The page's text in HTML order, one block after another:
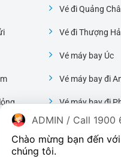
Vé đi Quảng
Vé đi Thượng
Vé máy bay Úc
Vé máy bay đi
Vé máy bay đi
Vé máy bay đi
ADMIN / Call 1900
Chào mừng bạn đến
chúng tôi.